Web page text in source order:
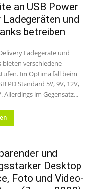
an USB Power
Ladegeräten und
betreiben
Ladegeräte und
bieten verschiedene
Im Optimalfall beim
PD Standard 5V, 9V, 12V,
15V und 20V. Allerdings im Gegensatz...
und
Desktop
Foto und Video-